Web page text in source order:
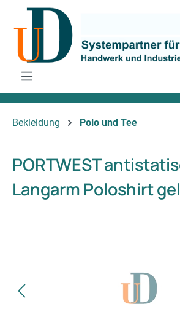
Zum Hauptinhalt springen
Bekleidung Polo und Tee
PORTWEST
Langarm Poloshirt